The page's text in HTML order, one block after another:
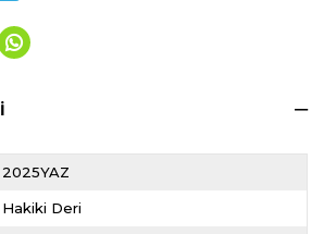
2025YAZ
Hakiki Deri